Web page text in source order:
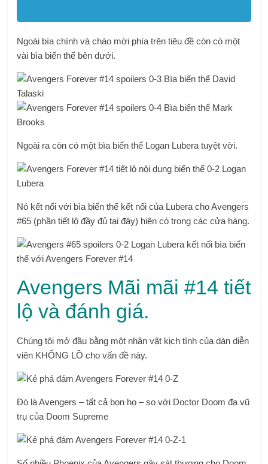
Ngoài bìa chính và chào mời phía trên tiêu đề còn có một
vài bìa biến thể bên dưới.
Ngoài ra còn có một bìa biến thể Logan Lubera tuyệt vời.
Nó kết nối với bìa biến thể kết nối của Lubera cho Avengers
#65 (phần tiết lộ đầy đủ tại đây) hiện có trong các cửa hàng.
Avengers Mãi mãi #14 tiết
lộ và đánh giá.
Chúng tôi mở đầu bằng một nhân vật kịch tính của dàn diễn
viên KHỔNG LỒ cho vấn đề này.
Đó là Avengers – tất cả bọn họ – so với Doctor Doom đa vũ
trụ của Doom Supreme